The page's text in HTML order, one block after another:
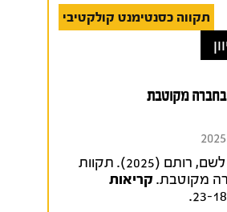
תקווה כסנטימנט קולקטיבי
בחברה מקוטבת
לשם, רותם (2025). תקוות
מקוטבת.קריאות